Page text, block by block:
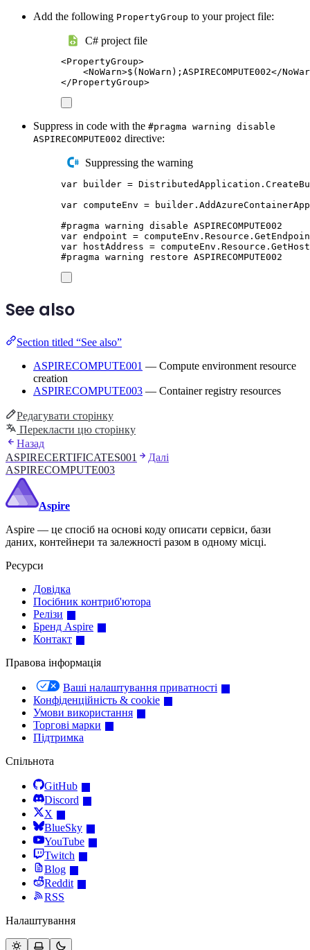
Add the following PropertyGroup to your project file:
C# project file
<PropertyGroup>
<NoWarn>$(NoWarn);ASPIRECOMPUTE002</
</PropertyGroup>
Suppress in code with the #pragma warning disable
ASPIRECOMPUTE002 directive:
Suppressing the warning
var builder = DistributedApplication .
var computeEnv = builder .
#pragma warning disable ASPIRECOMPUTE002
var endpoint = computeEnv . Resource .
var hostAddress = computeEnv . Resource .
#pragma warning restore ASPIRECOMPUTE002
See also
Section titled “See also”
ASPIRECOMPUTE001 — Compute environment resource
creation
ASPIRECOMPUTE003 — Container registry resources
Редагувати сторінку
Перекласти цю сторінку
Назад
ASPIRECERTIFICATES001
Далі
ASPIRECOMPUTE003
Aspire
Aspire — це спосіб на основі коду описати сервіси, бази
даних, контейнери та залежності разом в одному місці.
Ресурси
Довідка
Посібник контриб'ютора
Релізи
Бренд Aspire
Контакт
Правова інформація
Ваші налаштування приватності
Конфіденційність & cookie
Умови використання
Торгові марки
Підтримка
Спільнота
GitHub
Discord
X
BlueSky
YouTube
Twitch
Blog
Reddit
RSS
Налаштування